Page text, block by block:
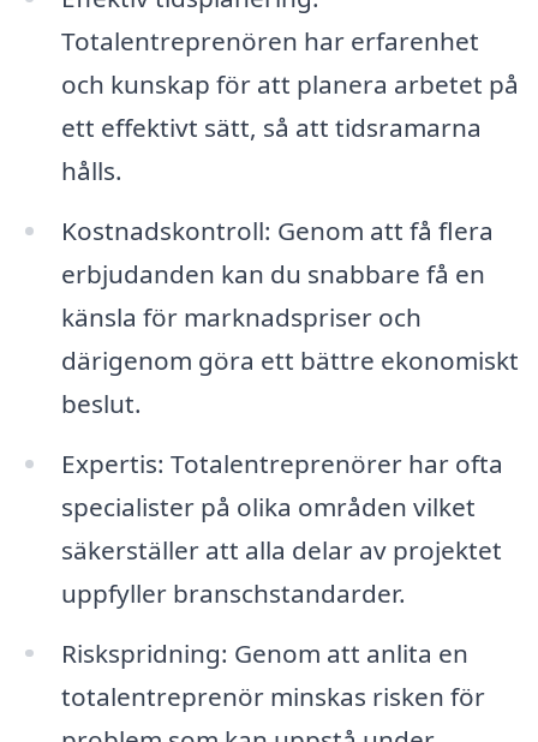
Totalentreprenören har erfarenhet
och kunskap för att planera arbetet på
ett effektivt sätt, så att tidsramarna
hålls.
Kostnadskontroll: Genom att få flera
erbjudanden kan du snabbare få en
känsla för marknadspriser och
därigenom göra ett bättre ekonomiskt
beslut.
Expertis: Totalentreprenörer har ofta
specialister på olika områden vilket
säkerställer att alla delar av projektet
uppfyller branschstandarder.
Riskspridning: Genom att anlita en
totalentreprenör minskas risken för